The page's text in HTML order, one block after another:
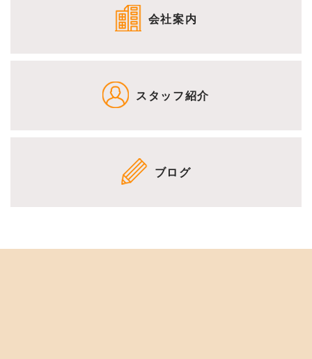
会社案内
スタッフ紹介
ブログ